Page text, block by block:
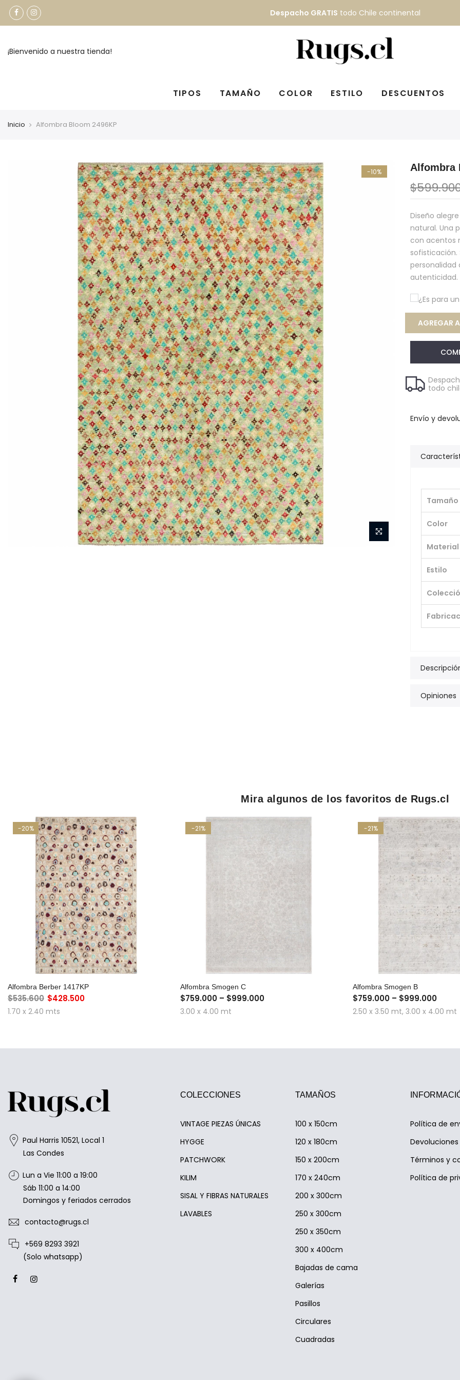
Despacho GRATIS todo Chile continental
¡Bienvenido a nuestra tienda!
TIPOS TAMAÑO COLOR ESTILO DESCUENTOS
Inicio Alfombra Bloom 2496KP
-10% Alfombra
Diseño
natural. Una
con acentos
personalidad
autenticidad.
¿Es para
todo
Envío y
Tamaño
Color
Material
Estilo
Opiniones
Mira algunos de los favoritos de Rugs.cl
-20%
AGREGAR AL CARRO
Alfombra Berber 1417KP
$535.600 $428.500
1.70 x 2.40 mts
-21%
COMPRA RÁPIDA
Alfombra Smogen C
$759.000 – $999.000
3.00 x 4.00 mt
-21%
COMPRA RÁPIDA
Alfombra Smogen B
$759.000 – $999.000
2.50 x 3.50 mt, 3.00 x 4.00 mt
Paul Harris 10521, Local 1
Las Condes
Lun a Vie 11:00 a 19:00
Sáb 11:00 a 14:00
Domingos y feriados cerrados
contacto@rugs.cl
+569 8293 3921
(Solo whatsapp)
COLECCIONES
VINTAGE PIEZAS ÚNICAS
HYGGE
PATCHWORK
KILIM
SISAL Y FIBRAS NATURALES
LAVABLES
TAMAÑOS
100 x 150cm
120 x 180cm
150 x 200cm
170 x 240cm
200 x 300cm
250 x 300cm
250 x 350cm
300 x 400cm
Bajadas de cama
Galerías
Pasillos
Circulares
Cuadradas
Política de
Términos y
Política de